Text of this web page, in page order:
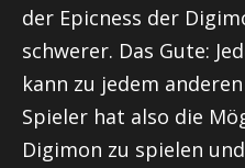
der Epicness der
schwerer. Das Gute:
kann zu jedem
Spieler hat also die
Digimon zu spielen